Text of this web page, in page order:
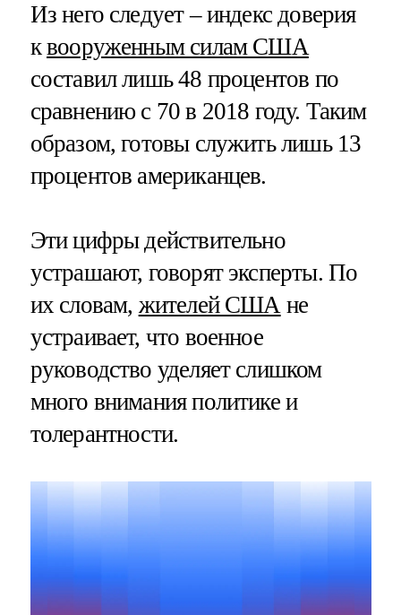
Из него следует – индекс доверия
квооруженным силам США
составил лишь 48 процентов по
сравнению с 70 в 2018 году. Таким
образом, готовы служить лишь 13
процентов американцев.
Эти цифры действительно
устрашают, говорят эксперты. По
их словам, жителей США не
устраивает, что военное
руководство уделяет слишком
много внимания политике и
толерантности.